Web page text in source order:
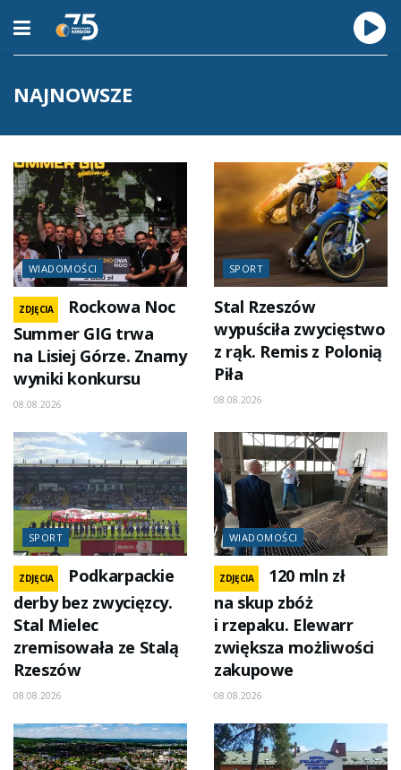
NAJNOWSZE
WIADOMOŚCI
ZDJĘCIA
Rockowa Noc
Summer GIG trwa
na Lisiej Górze. Znamy
wyniki konkursu
08.08.2026
SPORT
Stal Rzeszów
wypuściła zwycięstwo
z rąk. Remis z Polonią
Piła
08.08.2026
SPORT
ZDJĘCIA
Podkarpackie
derby bez zwycięzcy.
Stal Mielec
zremisowała ze Stalą
Rzeszów
08.08.2026
WIADOMOŚCI
ZDJĘCIA
120 mln zł
na skup zbóż
i rzepaku. Elewarr
zwiększa możliwości
zakupowe
08.08.2026